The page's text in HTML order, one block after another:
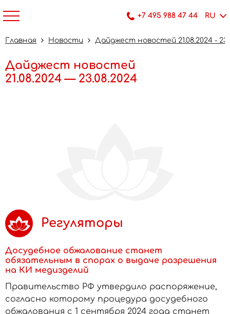
+7 495 988 47 44 RU
Главная Новости Дайджест новостей 21.08.2024 -
Дайджест новостей
21.08.2024 — 23.08.2024
Регуляторы
Досудебное обжалование станет
обязательным в спорах о выдаче разрешения
на КИ медизделий
Правительство РФ утвердило распоряжение,
согласно которому процедура досудебного
обжалования с 1 сентября 2024 года станет